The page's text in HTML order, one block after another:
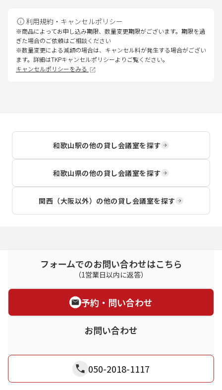
利用規約・キャンセルポリシー
※商品によってお申し込み期限、数量変更期限がございます。期限を過
ぎた場合のご依頼はご相談ください
※数量変更による減額の場合は、キャンセル料が発生する場合がござい
ます。詳細はTKPキャンセルポリシーよりご覧ください。
キャンセルポリシーをみる
和歌山駅の他の貸し会議室を探す
和歌山県の他の貸し会議室を探す
関西（大阪以外） の他の貸し会議室を探す
フォームでのお問い合わせはこちら
（1営業日以内に返答）
予約・問い合わせ
お問い合わせ
050-2018-1117